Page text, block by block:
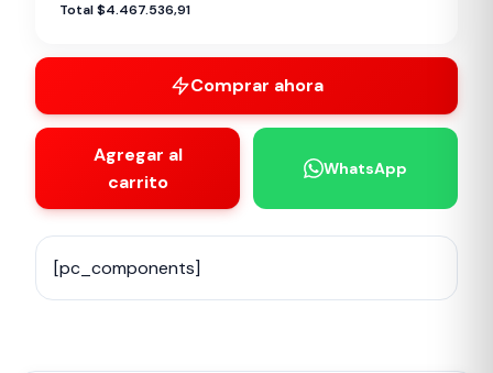
Total $4.467.536,91
Comprar ahora
Agregar al
carrito
WhatsApp
[pc_components]